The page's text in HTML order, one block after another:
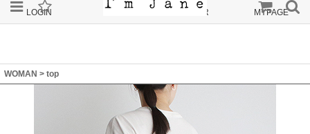
LOGIN ORDER MYPAGE
WOMAN > top